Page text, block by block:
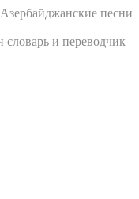
Азербайджанские песни